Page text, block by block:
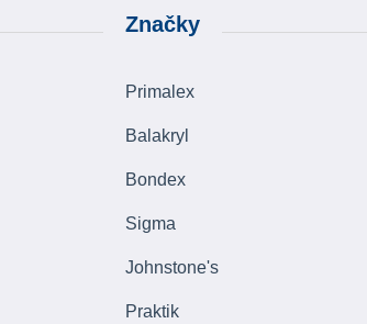
Značky
Primalex
Balakryl
Bondex
Sigma
Johnstone's
Praktik